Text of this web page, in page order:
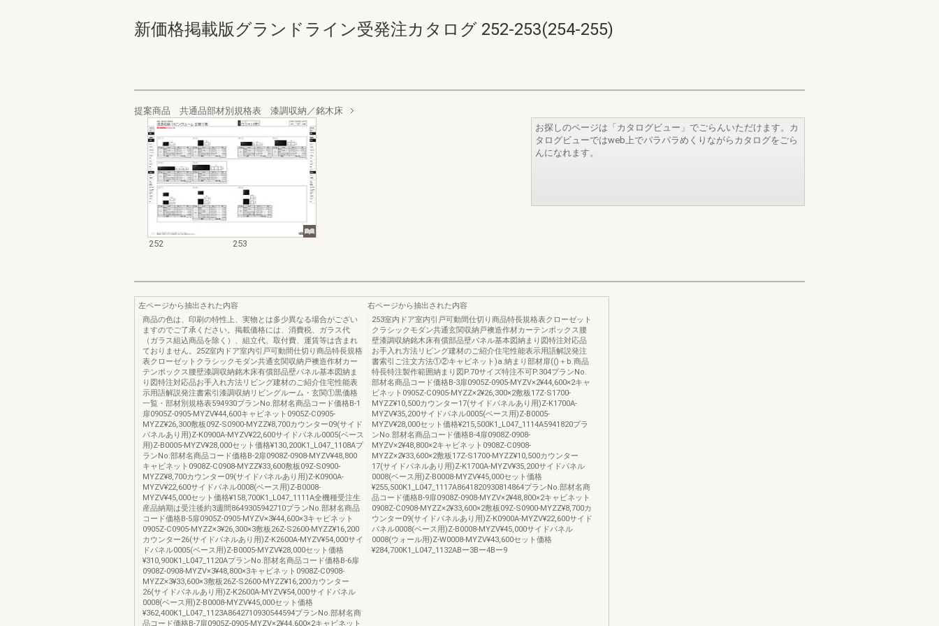
新価格掲載版グランドライン受発注カタログ 252-253(254-255)
提案商品 共通品部材別規格表 漆調収納／銘木床
252 253
お探しのページは「カタログビュー」でごらんいただけます。カ
タログビューではweb上でパラパラめくりながらカタログをごら
んになれます。
左ページから抽出された内容
商品の色は、印刷の特性上、実物とは多少異なる場合がござい
ますのでご了承ください。掲載価格には、消費税、ガラス代
（ガラス組込商品を除く）、組立代、取付費、運賃等は含まれ
ておりません。252室内ドア室内引戸可動間仕切り商品特長規格
表クローゼットクラシックモダン共通玄関収納戸襖造作材カー
テンボックス腰壁漆調収納銘木床有償部品壁パネル基本図納ま
り図特注対応品お手入れ方法リビング建材のご紹介住宅性能表
示用語解説発注書索引漆調収納リビングルーム・玄関①黒価格
一覧・部材別規格表594930プランNo.部材名商品コード価格B-1
扉0905Z-0905-MYZV¥44,600キャビネット0905Z-C0905-
MYZZ¥26,300敷板09Z-S0900-MYZZ¥8,700カウンター09(サイド
パネルあり用)Z-K0900A-MYZV¥22,600サイドパネル0005(ベース
用)Z-B0005-MYZV¥28,000セット価格¥130,200K1_L047_1108Aプ
ランNo.部材名商品コード価格B-2扉0908Z-0908-MYZV¥48,800
キャビネット0908Z-C0908-MYZZ¥33,600敷板09Z-S0900-
MYZZ¥8,700カウンター09(サイドパネルあり用)Z-K0900A-
MYZV¥22,600サイドパネル0008(ベース用)Z-B0008-
MYZV¥45,000セット価格¥158,700K1_L047_1111A全機種受注生
産品納期は受注後約3週間8649305942710プランNo.部材名商品
コード価格B-5扉0905Z-0905-MYZV×3¥44,600×3キャビネット
0905Z-C0905-MYZZ×3¥26,300×3敷板26Z-S2600-MYZZ¥16,200
カウンター26(サイドパネルあり用)Z-K2600A-MYZV¥54,000サイ
ドパネル0005(ベース用)Z-B0005-MYZV¥28,000セット価格
¥310,900K1_L047_1120AプランNo.部材名商品コード価格B-6扉
0908Z-0908-MYZV×3¥48,800×3キャビネット0908Z-C0908-
MYZZ×3¥33,600×3敷板26Z-S2600-MYZZ¥16,200カウンター
26(サイドパネルあり用)Z-K2600A-MYZV¥54,000サイドパネル
0008(ベース用)Z-B0008-MYZV¥45,000セット価格
¥362,400K1_L047_1123A8642710930544594プランNo.部材名商
品コード価格B-7扉0905Z-0905-MYZV×2¥44,600×2キャビネット
右ページから抽出された内容
253室内ドア室内引戸可動間仕切り商品特長規格表クローゼット
クラシックモダン共通玄関収納戸襖造作材カーテンボックス腰
壁漆調収納銘木床有償部品壁パネル基本図納まり図特注対応品
お手入れ方法リビング建材のご紹介住宅性能表示用語解説発注
書索引ご注文方法①②キャビネット)a.納まり部材扉(()＋b.商品
特長特注製作範囲納まり図P.70サイズ特注不可P.304プランNo.
部材名商品コード価格B-3扉0905Z-0905-MYZV×2¥44,600×2キャ
ビネット0905Z-C0905-MYZZ×2¥26,300×2敷板17Z-S1700-
MYZZ¥10,500カウンター17(サイドパネルあり用)Z-K1700A-
MYZV¥35,200サイドパネル0005(ベース用)Z-B0005-
MYZV¥28,000セット価格¥215,500K1_L047_1114A5941820プラ
ンNo.部材名商品コード価格B-4扉0908Z-0908-
MYZV×2¥48,800×2キャビネット0908Z-C0908-
MYZZ×2¥33,600×2敷板17Z-S1700-MYZZ¥10,500カウンター
17(サイドパネルあり用)Z-K1700A-MYZV¥35,200サイドパネル
0008(ベース用)Z-B0008-MYZV¥45,000セット価格
¥255,500K1_L047_1117A8641820930814864プランNo.部材名商
品コード価格B-9扉0908Z-0908-MYZV×2¥48,800×2キャビネット
0908Z-C0908-MYZZ×2¥33,600×2敷板09Z-S0900-MYZZ¥8,700カ
ウンター09(サイドパネルあり用)Z-K0900A-MYZV¥22,600サイド
パネル0008(ベース用)Z-B0008-MYZV¥45,000サイドパネル
0008(ウォール用)Z-W0008-MYZV¥43,600セット価格
¥284,700K1_L047_1132ABー3Bー4Bー9